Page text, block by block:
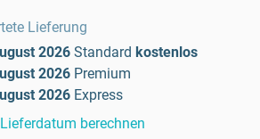
Lieferung
2026 Standard kostenlos
2026 Premium
2026 Express
berechnen